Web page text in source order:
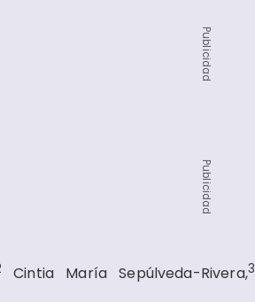
Publicidad
Publicidad
Cintia María Sepúlveda-Rivera,3